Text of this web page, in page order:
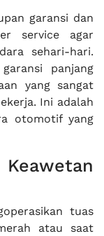
garansi dan
service agar
sehari-hari.
panjang
yang sangat
Ini adalah
otomotif yang
tuas
atau saat